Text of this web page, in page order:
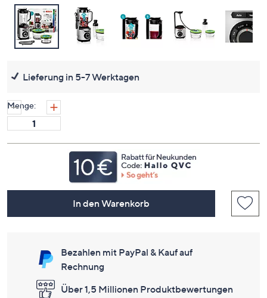
Lieferung in 5-7 Werktagen
Menge:
In den Warenkorb
Bezahlen mit PayPal & Kauf auf
Rechnung
Über 1,5 Millionen Produktbewertungen